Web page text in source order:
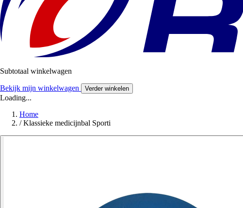
Subtotaal winkelwagen
Bekijk mijn winkelwagen Verder winkelen
Loading...
Home
/ Klassieke medicijnbal Sporti